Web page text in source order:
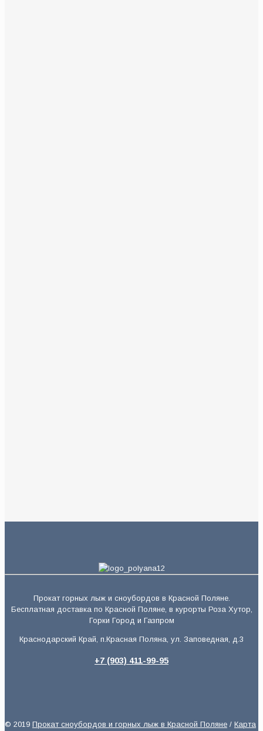
Прокат горных лыж и сноубордов в Красной Поляне.
Бесплатная доставка по Красной Поляне, в курорты Роза Хутор,
Горки Город и Газпром
Краснодарский Край, п.Красная Поляна, ул. Заповедная, д.3
+7 (903) 411-99-95
© 2019 Прокат сноубордов и горных лыж в Красной Поляне / Карта